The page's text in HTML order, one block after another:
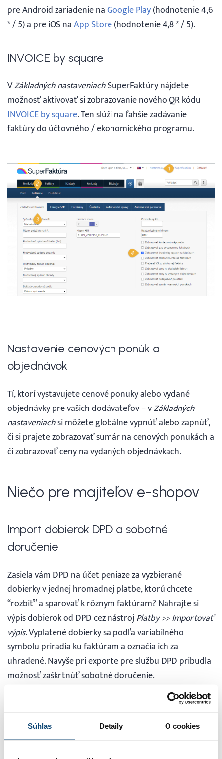
Súhlas Detaily O cookies
pre Android zariadenie naGoogle Play(hodnotenie 4,6
* / 5) a pre iOS naApp Store(hodnotenie 4,8 * / 5).
INVOICE by square
VZákladných nastaveniachSuperFaktúry nájdete
možnosť aktivovať si zobrazovanie nového QR kódu
INVOICE by square. Ten slúži na ľahšie zadávanie
faktúry do účtovného / ekonomického programu.
Nastavenie cenových ponúk a
objednávok
Tí, ktorí vystavujete cenové ponuky alebo vydané
objednávky pre vašich dodávateľov – vZákladných
nastaveniachsi môžete globálne vypnúť alebo zapnúť,
či si prajete zobrazovať sumár na cenových ponukách a
či zobrazovať ceny na vydaných objednávkach.
Niečo pre majiteľov e-shopov
Import dobierok DPD a sobotné
doručenie
Zasiela vám DPD na účet peniaze za vyzbierané
dobierky v jednej hromadnej platbe, ktorú chcete
“rozbiť” a spárovať k rôznym faktúram? Nahrajte si
výpis dobierok od DPD cez nástroj Platby >> Importovať
výpis. Vyplatené dobierky sa podľa variabilného
symbolu priradia ku faktúram a označia ich za
uhradené. Navyše pri exporte pre službu DPD pribudla
možnosť zaškrtnúť sobotné doručenie.
Import výpisov Comgate a Payout
Pokiaľ nám neposielate faktúry z eshopu zaplatené cez